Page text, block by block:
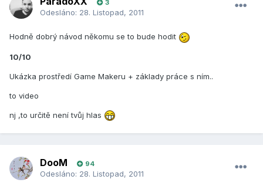
3
Odesláno: 28. Listopad, 2011
Hodně dobrý návod někomu se to bude hodit
10/10
Ukázka prostředí Game Makeru + základy práce s ním..
to video
nj ,to určitě není tvůj hlas
DooM 94
Odesláno: 28. Listopad, 2011